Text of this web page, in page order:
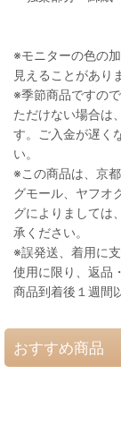
※モニターの色の
見えることがあり
※季節商品ですの
ただけない場合は
す。ご入金が遅く
い。
※この商品は、京
グモール、ヤフオ
グによりましては
承ください。
※誤発送、着用に
使用に限り、返品
商品到着後１週間
おすすめ商品